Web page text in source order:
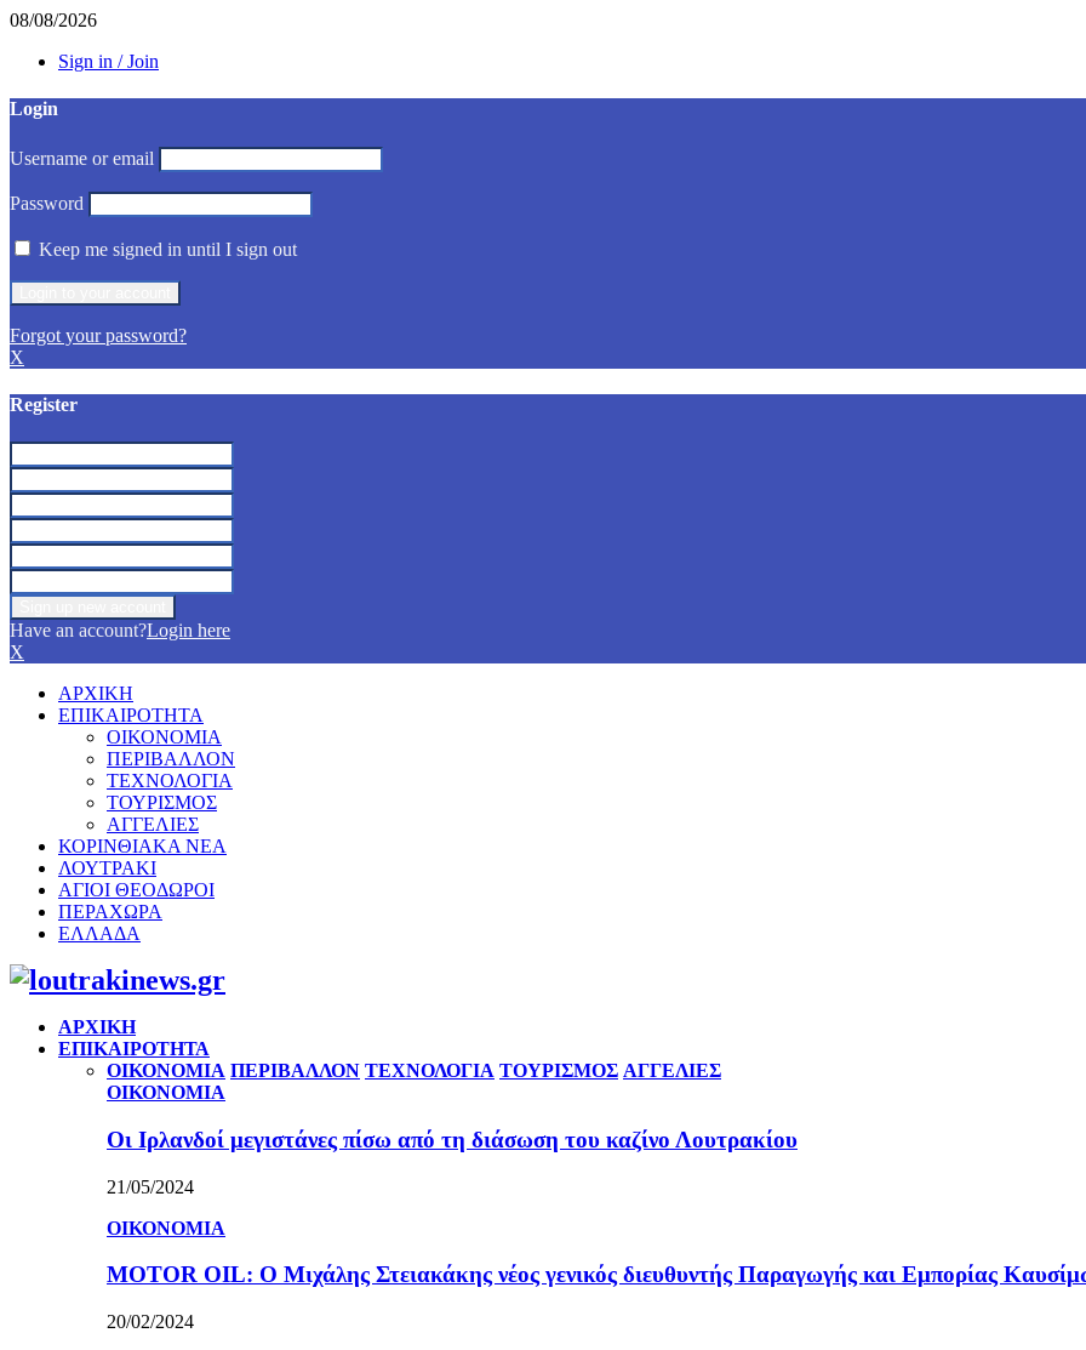
08/08/2026
Sign in / Join
Login
Username or email
Password
Keep me signed in until I sign out
Forgot your password?
X
Register
Have an account?Login here
X
ΑΡΧΙΚΗ
ΕΠΙΚΑΙΡΟΤΗΤΑ
ΟΙΚΟΝΟΜΙΑ
ΠΕΡΙΒΑΛΛΟΝ
ΤΕΧΝΟΛΟΓΙΑ
ΤΟΥΡΙΣΜΟΣ
ΑΓΓΕΛΙΕΣ
ΚΟΡΙΝΘΙΑΚΑ ΝΕΑ
ΛΟΥΤΡΑΚΙ
ΑΓΙΟΙ ΘΕΟΔΩΡΟΙ
ΠΕΡΑΧΩΡΑ
ΕΛΛΑΔΑ
Facebook
Twitter
Instagram
Pinterest
Youtube
ΑΡΧΙΚΗ
ΕΠΙΚΑΙΡΟΤΗΤΑ
ΟΙΚΟΝΟΜΙΑ ΠΕΡΙΒΑΛΛΟΝ ΤΕΧΝΟΛΟΓΙΑ ΤΟΥΡΙΣΜΟΣ ΑΓΓΕΛΙΕΣ
ΟΙΚΟΝΟΜΙΑ
Οι Ιρλανδοί μεγιστάνες πίσω από τη διάσωση του καζίνο Λουτρακίου
21/05/2024
ΟΙΚΟΝΟΜΙΑ
MOTOR OIL: Ο Μιχάλης Στειακάκης νέος γενικός διευθυντής Παραγωγής και Εμπορίας
20/02/2024